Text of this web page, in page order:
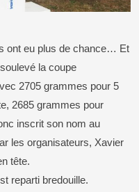
ont eu plus de chance… Et
la coupe
2705 grammes pour 5
2685 grammes pour
inscrit son nom au
les organisateurs, Xavier
tête.
reparti bredouille.